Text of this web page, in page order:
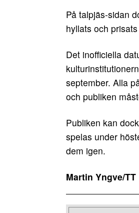
På talpjäs-sidan
hyllats och
Det inofficiella
september. Alla
och publiken
Publiken kan
spelas under
dem igen.
Martin Yngve/TT